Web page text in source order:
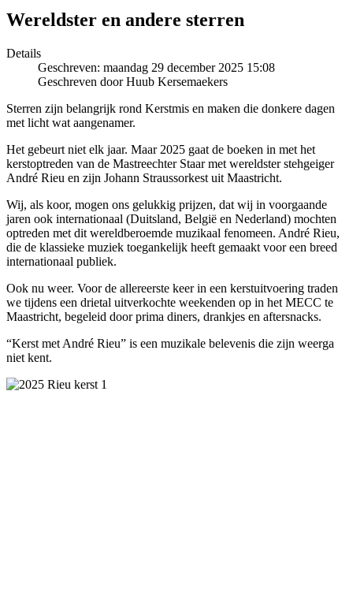
Wereldster en andere sterren
Details
Geschreven: maandag 29 december 2025 15:08
Geschreven door Huub Kersemaekers
Sterren zijn belangrijk rond Kerstmis en maken die donkere dagen
met licht wat aangenamer.
Het gebeurt niet elk jaar. Maar 2025 gaat de boeken in met het
kerstoptreden van de Mastreechter Staar met wereldster stehgeiger
André Rieu en zijn Johann Straussorkest uit Maastricht.
Wij, als koor, mogen ons gelukkig prijzen, dat wij in voorgaande
jaren ook internationaal (Duitsland, België en Nederland) mochten
optreden met dit wereldberoemde muzikaal fenomeen. André Rieu,
die de klassieke muziek toegankelijk heeft gemaakt voor een breed
internationaal publiek.
Ook nu weer. Voor de allereerste keer in een kerstuitvoering traden
we tijdens een drietal uitverkochte weekenden op in het MECC te
Maastricht, begeleid door prima diners, drankjes en aftersnacks.
“Kerst met André Rieu” is een muzikale belevenis die zijn weerga
niet kent.